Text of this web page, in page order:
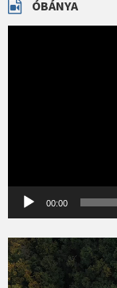
ÓBÁNYA
00:00
Videólejátszó